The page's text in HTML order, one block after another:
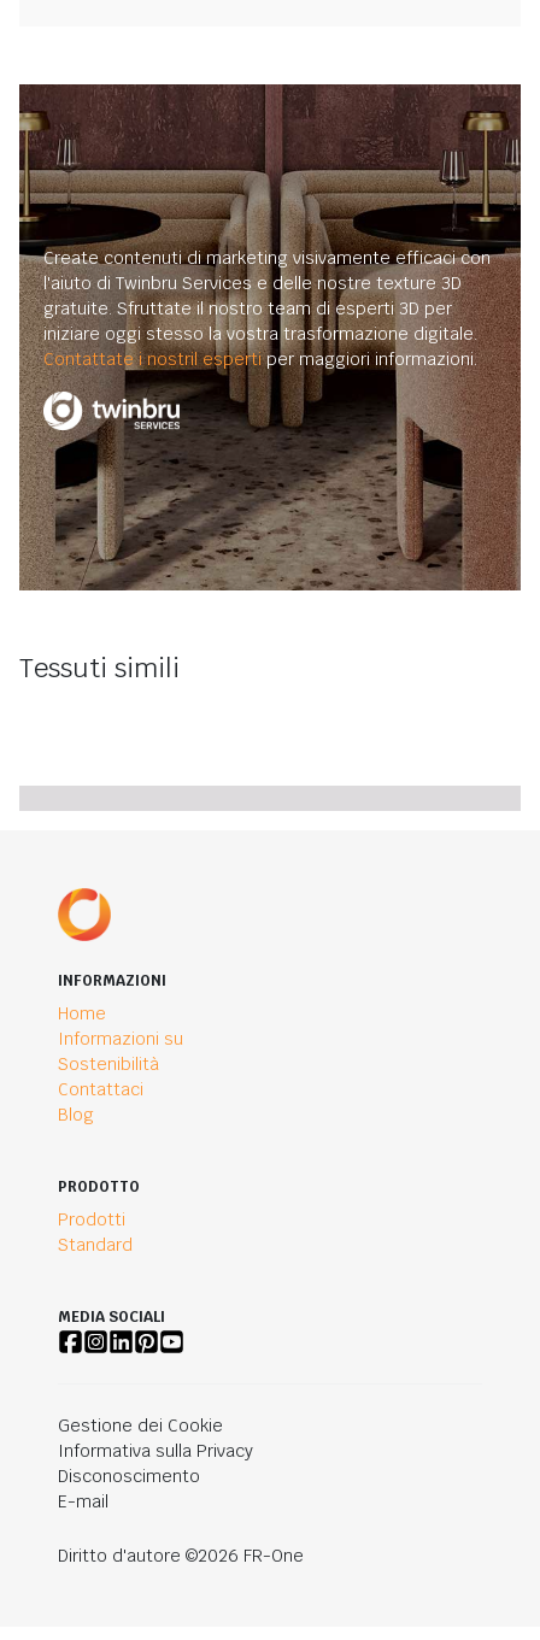
Create contenuti di marketing visivamente efficaci con
l'aiuto di Twinbru Services e delle nostre texture 3D
gratuite. Sfruttate il nostro team di esperti 3D per
iniziare oggi stesso la vostra trasformazione digitale.
Contattate i nostril espertiper maggiori informazioni.
Tessuti simili
INFORMAZIONI
Home
Informazioni su
Sostenibilità
Contattaci
Blog
PRODOTTO
Prodotti
Standard
MEDIA SOCIALI
Gestione dei Cookie
Informativa sulla Privacy
Disconoscimento
E-mail
Diritto d'autore ©2026 FR-One